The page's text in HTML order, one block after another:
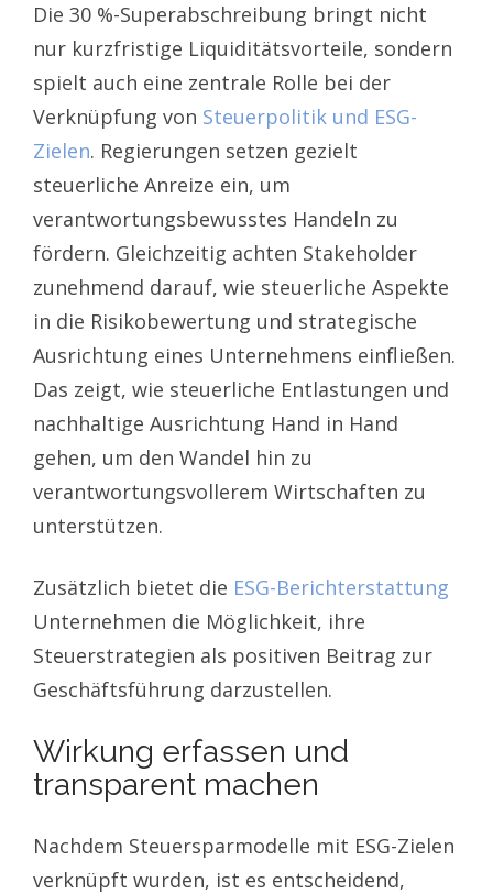
Die 30 %-Superabschreibung bringt nicht
nur kurzfristige Liquiditätsvorteile, sondern
spielt auch eine zentrale Rolle bei der
Verknüpfung von Steuerpolitik und ESG-
Zielen. Regierungen setzen gezielt
steuerliche Anreize ein, um
verantwortungsbewusstes Handeln zu
fördern. Gleichzeitig achten Stakeholder
zunehmend darauf, wie steuerliche Aspekte
in die Risikobewertung und strategische
Ausrichtung eines Unternehmens einfließen.
Das zeigt, wie steuerliche Entlastungen und
nachhaltige Ausrichtung Hand in Hand
gehen, um den Wandel hin zu
verantwortungsvollerem Wirtschaften zu
unterstützen.
Zusätzlich bietet die ESG-Berichterstattung
Unternehmen die Möglichkeit, ihre
Steuerstrategien als positiven Beitrag zur
Geschäftsführung darzustellen.
Wirkung erfassen und
transparent machen
Nachdem Steuersparmodelle mit ESG-Zielen
verknüpft wurden, ist es entscheidend,